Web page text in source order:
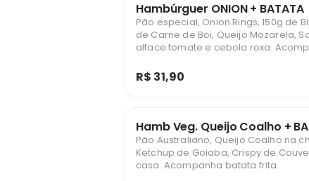
Hambúrguer ONION + BATATA
Pão especial, Onion Rings, 150g de
de Carne de Boi, Queijo Mozarela,
alface tomate e cebola roxa.
R$ 31,90
Hamb Veg. Queijo Coalho +
Pão Australiano, Queijo Coalho na
Ketchup de Goiaba, Crispy de
casa. Acompanha batata frita.